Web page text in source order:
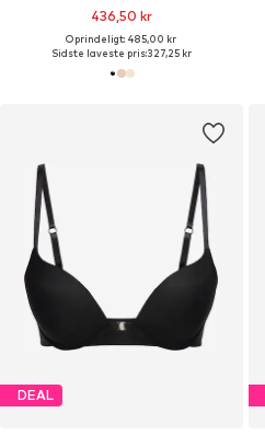
436,50 kr
Oprindeligt: 485,00 kr
Sidste laveste pris:327,25 kr
DEAL